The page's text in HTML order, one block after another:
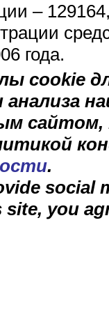
–
года.
cookie
анализа
.
social
you